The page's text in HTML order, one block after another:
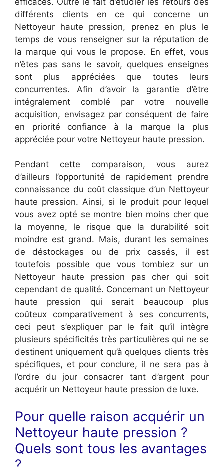
différents clients en ce qui concerne un
Nettoyeur haute pression, prenez en plus le
temps de vous renseigner sur la réputation de
la marque qui vous le propose. En effet, vous
n’êtes pas sans le savoir, quelques enseignes
sont plus appréciées que toutes leurs
concurrentes. Afin d’avoir la garantie d’être
intégralement comblé par votre nouvelle
acquisition, envisagez par conséquent de faire
en priorité confiance à la marque la plus
appréciée pour votre Nettoyeur haute pression.
Pendant cette comparaison, vous aurez
d’ailleurs l’opportunité de rapidement prendre
connaissance du coût classique d’un Nettoyeur
haute pression. Ainsi, si le produit pour lequel
vous avez opté se montre bien moins cher que
la moyenne, le risque que la durabilité soit
moindre est grand. Mais, durant les semaines
de déstockages ou de prix cassés, il est
toutefois possible que vous tombiez sur un
Nettoyeur haute pression pas cher qui soit
cependant de qualité. Concernant un Nettoyeur
haute pression qui serait beaucoup plus
coûteux comparativement à ses concurrents,
ceci peut s’expliquer par le fait qu’il intègre
plusieurs spécificités très particulières qui ne se
destinent uniquement qu’à quelques clients très
spécifiques, et pour conclure, il ne sera pas à
l’ordre du jour consacrer tant d’argent pour
acquérir un Nettoyeur haute pression de luxe.
Pour quelle raison acquérir un
Nettoyeur haute pression ?
Quels sont tous les avantages